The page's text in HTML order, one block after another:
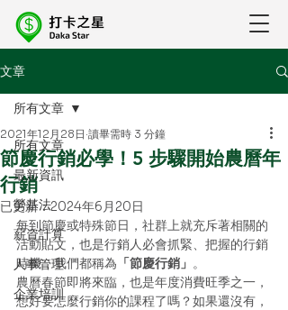
文章
所有文章
最新資訊
勞基法
薪資計算
人事管理
企業培訓
所有文章
節慶行銷必學！5 步驟開始農曆年
行銷
2021年12月28日 讀畢需時 3 分鐘
已更新：2024年6月20日
每到節慶或特殊節日，社群上就充斥著相關的
活動貼文，也是行銷人必會抓緊、把握的行銷
時機，我們都稱為 「節慶行銷」 。
農曆春節即將來臨，也是年度消費旺季之一，
想好要怎麼行銷你的課程了嗎？如果還沒有，